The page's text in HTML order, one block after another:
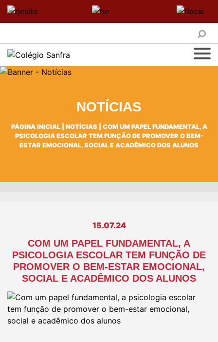
NOTÍCIAS
PÁGINA INICIAL| NOTÍCIAS
COM UM PAPEL FUNDAMENTAL, A
PSICOLOGIA ESCOLAR TEM FUNÇÃO DE PROMOVER O BEM-
ESTAR EMOCIONAL, SOCIAL E ACADÊMICO DOS ALUNOS
15.07.24
COM UM PAPEL FUNDAMENTAL, A
PSICOLOGIA ESCOLAR TEM FUNÇÃO DE
PROMOVER O BEM-ESTAR EMOCIONAL,
SOCIAL E ACADÊMICO DOS ALUNOS